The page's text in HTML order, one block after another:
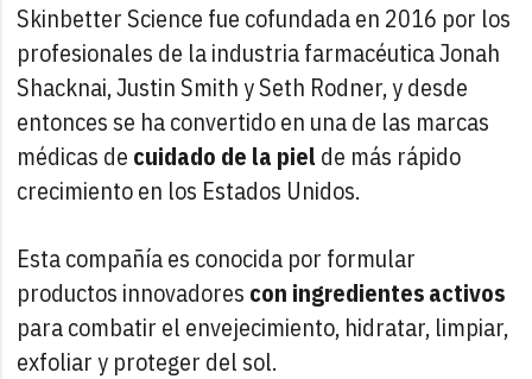
Skinbetter Science fue cofundada en 2016 por los
profesionales de la industria farmacéutica Jonah
Shacknai, Justin Smith y Seth Rodner, y desde
entonces se ha convertido en una de las marcas
médicas de cuidado de la pielde más rápido
crecimiento en los Estados Unidos.
Esta compañía es conocida por formular
productos innovadores con ingredientes activos
para combatir el envejecimiento, hidratar, limpiar,
exfoliar y proteger del sol.